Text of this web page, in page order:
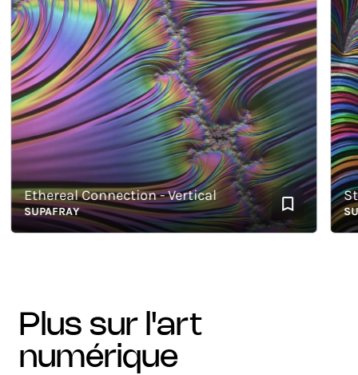
Ethereal Connection - Vertical
SUPAFRAY
plus sur l'art
numérique